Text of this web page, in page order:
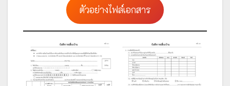
ตัวอย่างไฟล์เอกสาร